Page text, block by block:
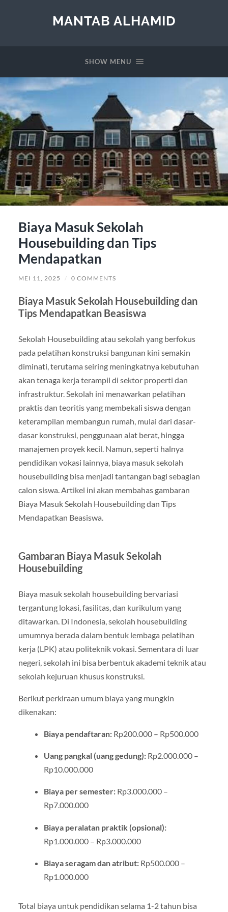
MANTAB ALHAMID
SHOW MENU
Biaya Masuk Sekolah
Housebuilding dan Tips
Mendapatkan
MEI 11, 2025 / 0 COMMENTS
Biaya Masuk Sekolah Housebuilding dan
Tips Mendapatkan Beasiswa
Sekolah Housebuilding atau sekolah yang berfokus
pada pelatihan konstruksi bangunan kini semakin
diminati, terutama seiring meningkatnya kebutuhan
akan tenaga kerja terampil di sektor properti dan
infrastruktur. Sekolah ini menawarkan pelatihan
praktis dan teoritis yang membekali siswa dengan
keterampilan membangun rumah, mulai dari dasar-
dasar konstruksi, penggunaan alat berat, hingga
manajemen proyek kecil. Namun, seperti halnya
pendidikan vokasi lainnya, biaya masuk sekolah
housebuilding bisa menjadi tantangan bagi sebagian
calon siswa. Artikel ini akan membahas gambaran
Biaya Masuk Sekolah Housebuilding dan Tips
Mendapatkan Beasiswa.
Gambaran Biaya Masuk Sekolah
Housebuilding
Biaya masuk sekolah housebuilding bervariasi
tergantung lokasi, fasilitas, dan kurikulum yang
ditawarkan. Di Indonesia, sekolah housebuilding
umumnya berada dalam bentuk lembaga pelatihan
kerja (LPK) atau politeknik vokasi. Sementara di luar
negeri, sekolah ini bisa berbentuk akademi teknik atau
sekolah kejuruan khusus konstruksi.
Berikut perkiraan umum biaya yang mungkin
dikenakan:
Biaya pendaftaran:Rp200.000 – Rp500.000
Uang pangkal (uang gedung):Rp2.000.000 –
Rp10.000.000
Biaya per semester:Rp3.000.000 –
Rp7.000.000
Biaya peralatan praktik (opsional):
Rp1.000.000 – Rp3.000.000
Biaya seragam dan atribut:Rp500.000 –
Rp1.000.000
Total biaya untuk pendidikan selama 1-2 tahun bisa